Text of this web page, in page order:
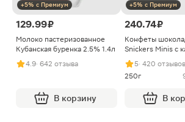
+5% с Премиум
129.99 ₽
Молоко пастеризованное
Кубанская буренка 2.5% 1.4л
4.9· 642 отзыва
В корзину
+5% с Премиум
240.74 ₽
Конфеты
Snickers Minis с
арахисом и нугой
5· 420 отзывов
250г
В